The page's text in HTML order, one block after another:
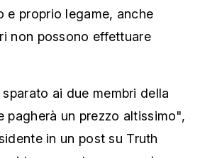
e proprio legame, anche
non possono effettuare
ai due membri della
pagherà un prezzo altissimo",
in un post su Truth